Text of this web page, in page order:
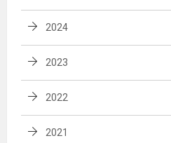
2024
2023
2022
2021